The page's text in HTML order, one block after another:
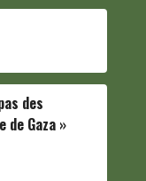
des
de Gaza »